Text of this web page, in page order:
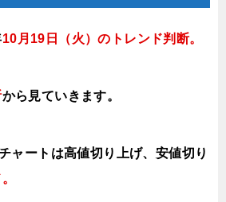
10月19日（火）のトレンド判断。
から見ていきます。
ャートは高値切り上げ、安値切り
。